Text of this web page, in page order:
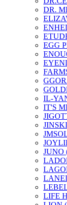
DR.
EGG
IL-
IT'S
JUNO
LIFE